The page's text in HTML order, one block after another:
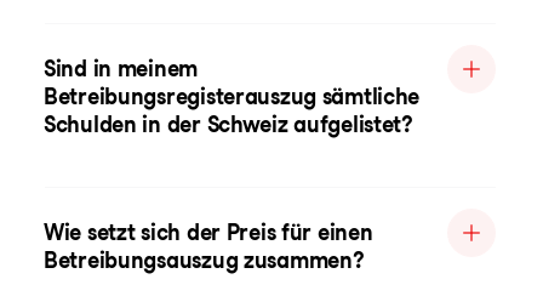
Sind in meinem
Betreibungsregisterauszug sämtliche
Schulden in der Schweiz aufgelistet?
Wie setzt sich der Preis für einen
Betreibungsauszug zusammen?